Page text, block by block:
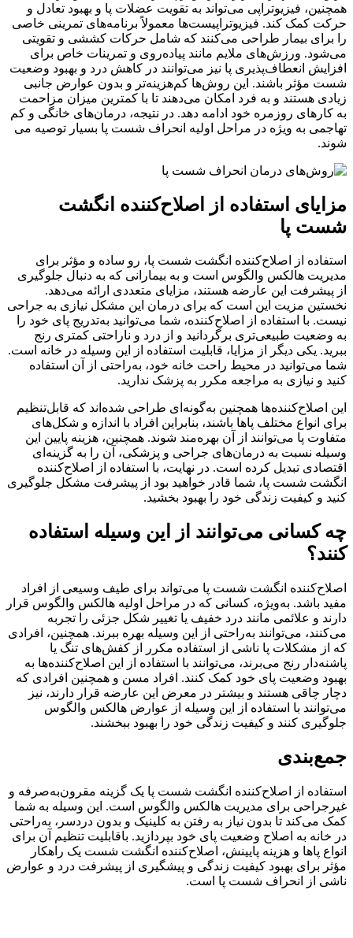
همچنین، فیزیوتراپی می‌تواند به تقویت عضلات پا و بهبود تعادل و
حرکت کمک کند. فیزیوتراپیست‌ها معمولاً برنامه‌های تمرینی خاصی
را برای بیمار طراحی می‌کنند که شامل حرکات کششی و تقویتی
می‌شود. ورزش‌های ملایم مانند پیاده‌روی و تمرینات خاص برای
افزایش انعطاف‌پذیری پا نیز می‌توانند در کاهش درد و بهبود وضعیت
شست مؤثر باشند. این روش‌ها کم‌هزینه‌تر و بدون عوارض جانبی
زیادی هستند و به فرد امکان می‌دهند تا با کمترین میزان مزاحمت
به کارهای روزمره خود ادامه دهد. در نتیجه، درمان‌های خانگی و کم
تهاجمی به ویژه در مراحل اولیه انحراف شست پا بسیار توصیه می
شوند.
مزایای استفاده از اصلاح‌کننده انگشت
شست پا
استفاده از اصلاح‌کننده انگشت شست پا، رو ساده و مؤثر برای
مدیریت هالکس والگوس است و به بیمارانی که به دنبال جلوگیری
از پیشرفت این عارضه هستند، مزایای متعددی ارائه می‌دهد.
نخستین مزیت این است که برای درمان این مشکل نیازی به جراحی
نیست. با استفاده از اصلاح‌کننده، شما می‌توانید به‌تدریج پای خود را
به وضعیت طبیعی‌تری برگردانید و از درد و ناراحتی کمتری رنج
ببرید. یکی دیگر از مزایا، قابلیت استفاده از این وسیله در خانه است.
شما می‌توانید در محیط راحت خانه خود، به‌راحتی از آن استفاده
کنید و نیازی به مراجعه مکرر به پزشک ندارید.
این اصلاح‌کننده‌ها همچنین به‌گونه‌ای طراحی شده‌اند که قابل‌تنظیم
برای انواع مختلف پاها باشند، بنابراین افراد با اندازه و شکل‌های
متفاوت پا می‌توانند از آن بهره‌مند شوند. همچنین، هزینه پایین این
وسیله نسبت به درمان‌های جراحی و پزشکی، آن را به گزینه‌ای
اقتصادی تبدیل کرده است. در نهایت، با استفاده از اصلاح‌کننده
انگشت شست پا، شما قادر خواهید بود از پیشرفت مشکل جلوگیری
کنید و کیفیت زندگی خود را بهبود بخشید.
چه کسانی می‌توانند از این وسیله استفاده
کنند؟
اصلاح‌کننده انگشت شست پا می‌تواند برای طیف وسیعی از افراد
مفید باشد. به‌ویژه، کسانی که در مراحل اولیه هالکس والگوس قرار
دارند و علائمی مانند درد خفیف یا تغییر شکل جزئی را تجربه
می‌کنند، می‌توانند به‌راحتی از این وسیله بهره ببرند. همچنین، افرادی
که از مشکلات پا ناشی از استفاده مکرر از کفش‌های تنگ یا
پاشنه‌دار رنج می‌برند، می‌توانند با استفاده از این اصلاح‌کننده‌ها به
بهبود وضعیت پای خود کمک کنند. افراد مسن و همچنین افرادی که
دچار چاقی هستند و بیشتر در معرض این عارضه قرار دارند، نیز
می‌توانند با استفاده از این وسیله از عوارض هالکس والگوس
جلوگیری کنند و کیفیت زندگی خود را بهبود ببخشند.
جمع‌بندی
استفاده از اصلاح‌کننده انگشت شست پا یک گزینه مقرون‌به‌صرفه و
غیرجراحی برای مدیریت هالکس والگوس است. این وسیله به شما
کمک می‌کند تا بدون نیاز به رفتن به کلینیک و بدون دردسر، به‌راحتی
در خانه به اصلاح وضعیت پای خود بپردازید. باقابلیت تنظیم آن برای
انواع پاها و هزینه پایینش، اصلاح‌کننده انگشت شست یک راهکار
مؤثر برای بهبود کیفیت زندگی و پیشگیری از پیشرفت درد و عوارض
ناشی از انحراف شست پا است.